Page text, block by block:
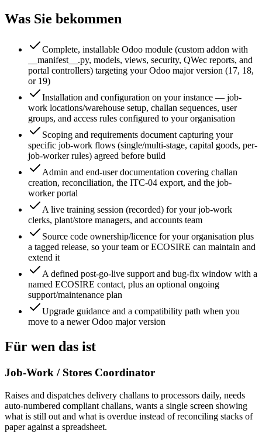
Was Sie bekommen
Complete, installable Odoo module (custom addon with
__manifest__.py, models, views, security, QWec reports, and
portal controllers) targeting your Odoo major version (17, 18,
or 19)
Installation and configuration on your instance — job-
work locations/warehouse setup, challan sequences, user
groups, and access rules configured to your organisation
Scoping and requirements document capturing your
specific job-work flows (single/multi-stage, capital goods, per-
job-worker rules) agreed before build
Admin and end-user documentation covering challan
creation, reconciliation, the ITC-04 export, and the job-
worker portal
A live training session (recorded) for your job-work
clerks, plant/store managers, and accounts team
Source code ownership/licence for your organisation plus
a tagged release, so your team or ECOSIRE can maintain and
extend it
A defined post-go-live support and bug-fix window with a
named ECOSIRE contact, plus an optional ongoing
support/maintenance plan
Upgrade guidance and a compatibility path when you
move to a newer Odoo major version
Für wen das ist
Job-Work / Stores Coordinator
Raises and dispatches delivery challans to processors daily, needs
auto-numbered compliant challans, wants a single screen showing
what is still out and what is overdue instead of reconciling stacks of
paper against a spreadsheet.